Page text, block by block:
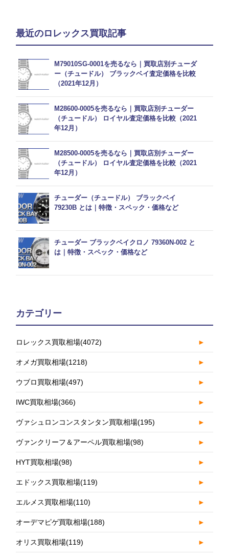
最近のロレックス買取記事
M79010SG-0001を売るなら｜買取店別チューダ
ー（チュードル） ブラックベイ査定価格を比較
（2021年12月）
M28600-0005を売るなら｜買取店別チューダー
（チュードル） ロイヤル査定価格を比較（2021
年12月）
M28500-0005を売るなら｜買取店別チューダー
（チュードル） ロイヤル査定価格を比較（2021
年12月）
チューダー（チュードル） ブラックベイ
79230B とは｜特徴・スペック・価格など
チューダー ブラックベイクロノ 79360N-002 と
は｜特徴・スペック・価格など
カテゴリー
ロレックス買取相場(4072) ►
オメガ買取相場(1218) ►
ウブロ買取相場(497) ►
IWC買取相場(366) ►
ヴァシュロンコンスタンタン買取相場(195) ►
ヴァンクリーフ＆アーペル買取相場(98) ►
HYT買取相場(98) ►
エドックス買取相場(119) ►
エルメス買取相場(110) ►
オーデマピゲ買取相場(188) ►
オリス買取相場(119) ►